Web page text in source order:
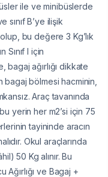
ile ve minibüslerde
sınıf B’ye ilişik
bu değere 3 Kg’lık
Sınıf I için
bagaj ağırlığı dikkate
bagaj bölmesi hacminin,
Araç tavanında
yerin her m2’si için 75
tayininde aracın
Okul araçlarında
50 Kg alınır. Bu
ve Bagaj +